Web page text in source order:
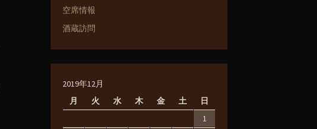
空席情報
酒蔵訪問
2019年12月
月
火 水 木 金 土 日
1